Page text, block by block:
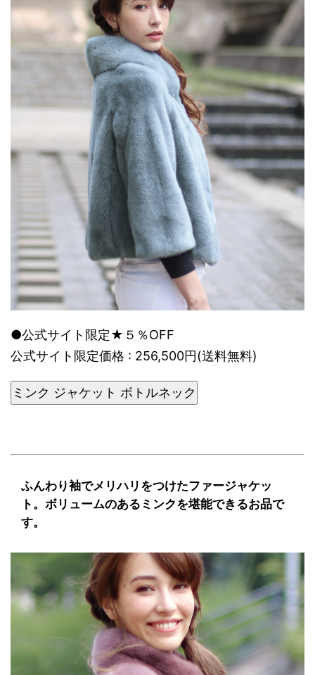
●公式サイト限定★５％OFF
公式サイト限定価格 : 256,500円(送料無料)
ミンク ジャケット ボトルネック
ふんわり袖でメリハリをつけたファージャケッ
ト。ボリュームのあるミンクを堪能できるお品で
す。